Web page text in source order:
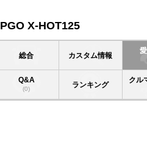
PGO X-HOT125
総合 カスタム情報
Q&A
(0) ランキング
クル